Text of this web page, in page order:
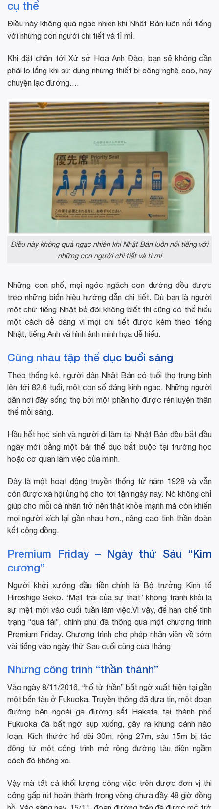
cụ thể
Điều này không quá ngạc nhiên khi Nhật Bản luôn nổi tiếng
với những con người chi tiết và tỉ mỉ.
Khi đặt chân tới Xứ sở Hoa Anh Đào, bạn sẽ không cần
phải lo lắng khi sử dụng những thiết bị công nghệ cao, hay
chuyện lạc đường….
Điều này không quá ngạc nhiên khi Nhật Bản luôn nổi tiếng với
những con người chi tiết và tỉ mỉ
Những con phố, mọi ngóc ngách con đường đều được
treo những biển hiệu hướng dẫn chi tiết. Dù bạn là người
một chữ tiếng Nhật bẻ đôi không biết thì cũng có thể hiểu
một cách dễ dàng vì mọi chi tiết được kèm theo tiếng
Nhật, tiếng Anh và hình ảnh minh họa dễ hiểu.
Cùng nhau tập thể dục buổi sáng
Theo thống kê, người dân Nhật Bản có tuổi thọ trung bình
lên tới 82,6 tuổi, một con số đáng kinh ngạc. Những người
dân nơi đây sống thọ bởi một phần họ được rèn luyện thân
thể mỗi sáng.
Hầu hết học sinh và người đi làm tại Nhật Bản đều bắt đầu
ngày mới bằng một bài thể dục bắt buộc tại trường học
hoặc cơ quan làm việc của mình.
Đây là một hoạt động truyền thống từ năm 1928 và vẫn
còn được xã hội ủng hộ cho tới tận ngày nay. Nó không chỉ
giúp cho mỗi cá nhân trở nên thật khỏe mạnh mà còn khiến
mọi người xích lại gần nhau hơn., nâng cao tinh thần đoàn
kết cộng đồng.
Premium Friday – Ngày thứ Sáu “Kim
cương”
Người khởi xướng đầu tiền chính là Bộ trưởng Kinh tế
Hiroshige Seko. “Mặt trái của sự thật” không tránh khỏi là
sự mệt mởi vào cuối tuần làm việc.Vì vậy, để hạn chế tình
trạng “quá tải”, chính phủ đã thông qua một chương trình
Premium Friday. Chương trình cho phép nhân viên về sớm
vài tiếng vào ngày thứ Sau cuối cùng của tháng
Những công trình “thần thánh”
Vào ngày 8/11/2016, “hố tử thần” bất ngờ xuất hiện tại gần
một bến tàu ở Fukuoka. Truyền thông đã đưa tin, một đoạn
đường bên ngoài ga đường sắt Hakata tại thành phố
Fukuoka đã bất ngờ sụp xuống, gây ra khung cảnh náo
loạn. Kích thước hố dài 30m, rộng 27m, sâu 15m bị tác
động từ một công trình mở rộng đường tàu điện ngầm
cách đó không xa.
Vậy mà tất cả khối lượng công việc trên được đơn vị thi
công gấp rút hoàn thành trong vòng chưa đầy 48 giờ đồng